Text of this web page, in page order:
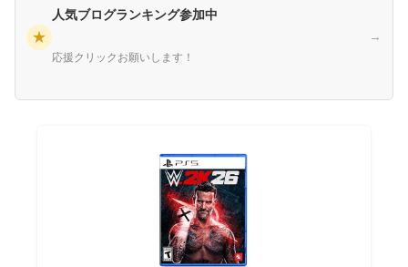
★
人気ブログランキング参加中
応援クリックお願いします！
→